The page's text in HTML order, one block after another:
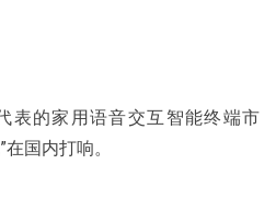
表的家用语音交互智能终端市
国内打响。